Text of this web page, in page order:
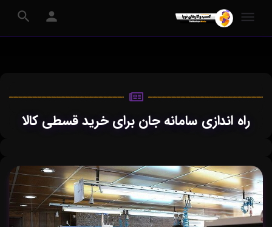
راه اندازی سامانه جان برای خرید قسطی کالا